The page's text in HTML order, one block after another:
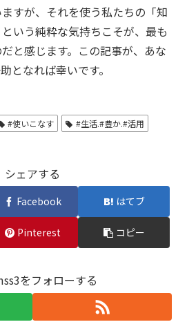
すが、それを使う私たちの「知
いう純粋な気持ちこそが、最も
と感じます。この記事が、あな
となれば幸いです。
#使いこなす
#生活.#豊か.#活用
シェアする
Facebook はてブ
Pinterest コピー
をフォローする